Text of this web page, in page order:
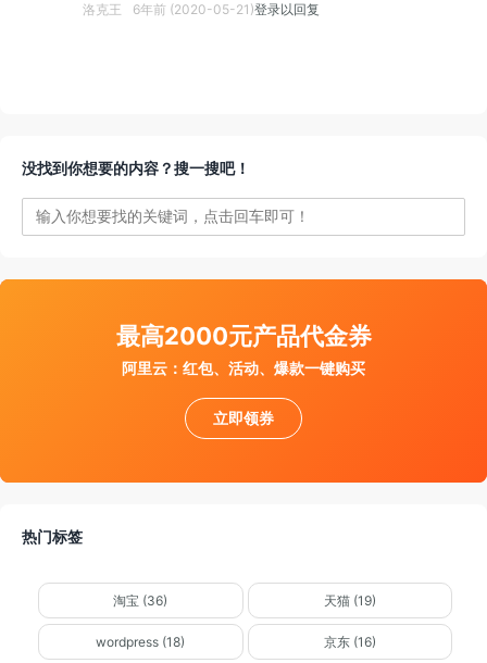
洛克王 6年前 (2020-05-21)登录以回复
没找到你想要的内容？搜一搜吧！
最高2000元产品代金券
阿里云：红包、活动、爆款一键购买
立即领券
热门标签
淘宝 (36) 天猫 (19)
wordpress (18) 京东 (16)